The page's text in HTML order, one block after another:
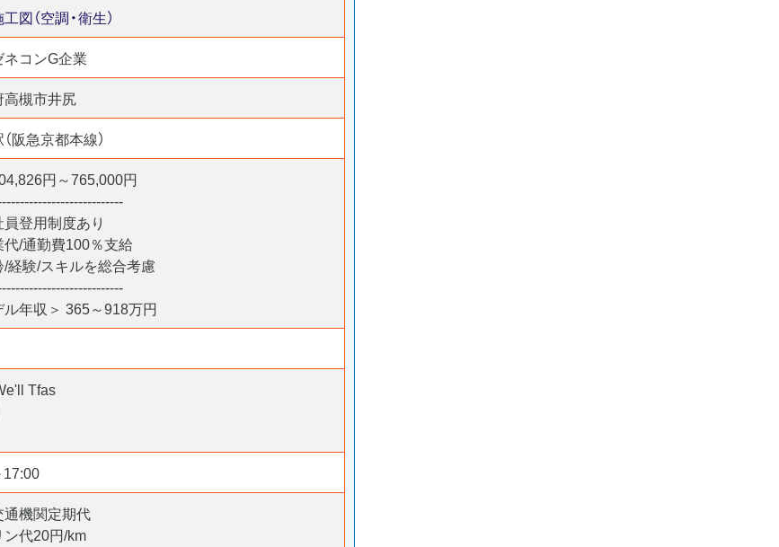
図（空調・衛生）
ネコンG企業
高槻市井尻
阪急京都本線）
円～765,000円
員登用制度あり
代/通勤費100％支給
/経験/スキルを総合考慮
ル年収＞ 365～918万円
Tfas
機関定期代
ン代20円/km